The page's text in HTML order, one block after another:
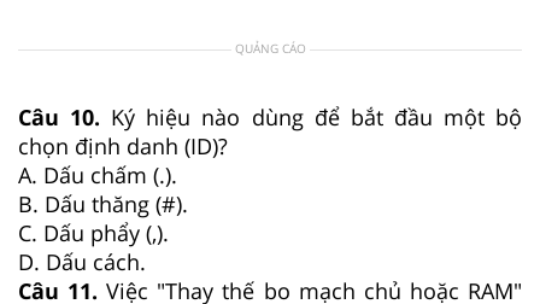
QUẢNG CÁO
Câu 10. Ký hiệu nào dùng để bắt đầu một bộ
chọn định danh (ID)?
A. Dấu chấm (.).
B. Dấu thăng (#).
C. Dấu phẩy (,).
D. Dấu cách.
Câu 11. Việc "Thay thế bo mạch chủ hoặc RAM"